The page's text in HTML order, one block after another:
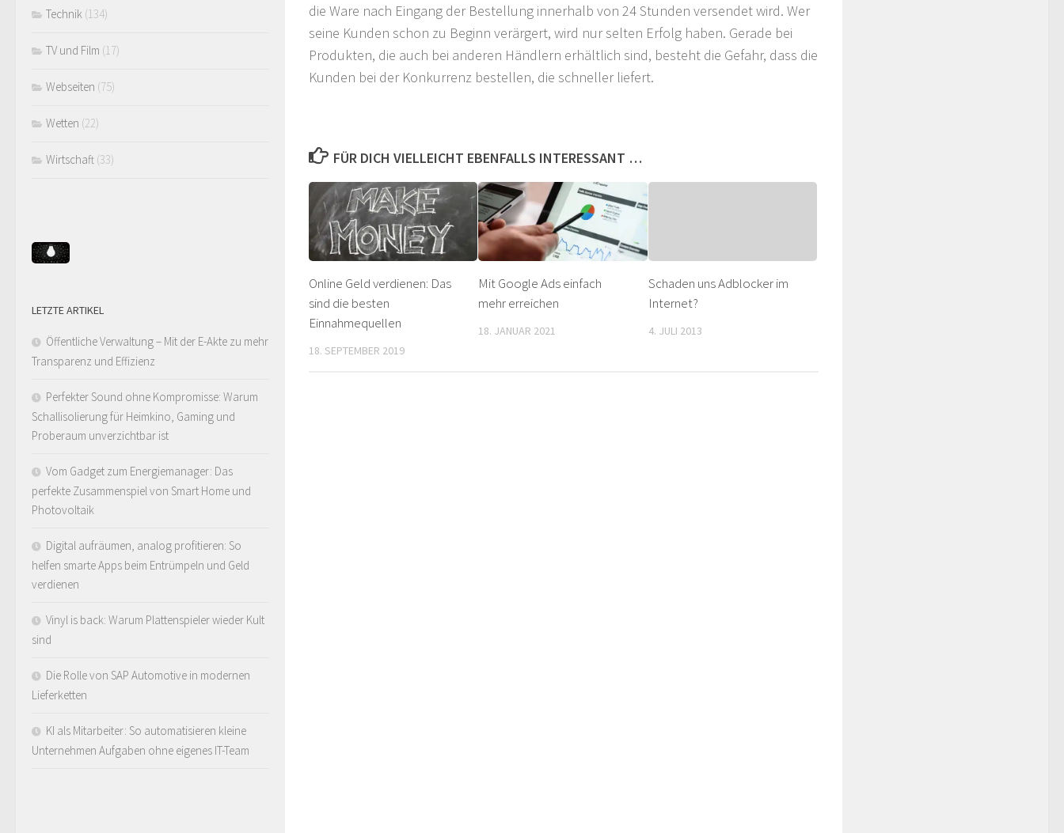
die Ware nach Eingang der Bestellung innerhalb von 24 Stunden versendet wird. Wer
seine Kunden schon zu Beginn verärgert, wird nur selten Erfolg haben. Gerade bei
Produkten, die auch bei anderen Händlern erhältlich sind, besteht die Gefahr, dass die
Kunden bei der Konkurrenz bestellen, die schneller liefert.
FÜR DICH VIELLEICHT EBENFALLS INTERESSANT …
Online Geld verdienen: Das
sind die besten
Einnahmequellen
18. SEPTEMBER 2019
Mit Google Ads einfach
mehr erreichen
18. JANUAR 2021
Schaden uns Adblocker im
Internet?
4. JULI 2013
Technik (134)
TV und Film (17)
Webseiten (75)
Wetten (22)
Wirtschaft (33)
LETZTE ARTIKEL
Öffentliche Verwaltung – Mit der E-Akte zu mehr
Transparenz und Effizienz
Perfekter Sound ohne Kompromisse: Warum
Schallisolierung für Heimkino, Gaming und
Proberaum unverzichtbar ist
Vom Gadget zum Energiemanager: Das
perfekte Zusammenspiel von Smart Home und
Photovoltaik
Digital aufräumen, analog profitieren: So
helfen smarte Apps beim Entrümpeln und Geld
verdienen
Vinyl is back: Warum Plattenspieler wieder Kult
sind
Die Rolle von SAP Automotive in modernen
Lieferketten
KI als Mitarbeiter: So automatisieren kleine
Unternehmen Aufgaben ohne eigenes IT-Team